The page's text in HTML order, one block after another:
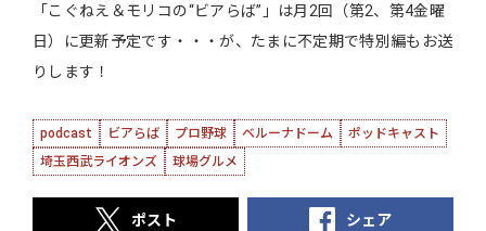
「こぐねえ＆モリコの“ビアらば”」は月2回（第2、第4金曜
日）に更新予定です・・・が、たまに不定期で特別編もお送
りします！
podcast ビアらば プロ野球 ベルーナドーム
ポッドキャスト
埼玉西武ライオンズ
球場グルメ
ポスト シェア